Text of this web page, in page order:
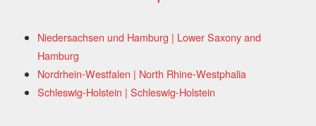
Niedersachsen und Hamburg | Lower Saxony and
Hamburg
Nordrhein-Westfalen | North Rhine-Westphalia
Schleswig-Holstein | Schleswig-Holstein